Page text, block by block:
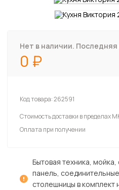
Нет в наличии.
0
Код товара:262591
Стоимость доставки в пределах
Оплата при получении
Бытовая техника,
панель,
столешницы в комплект